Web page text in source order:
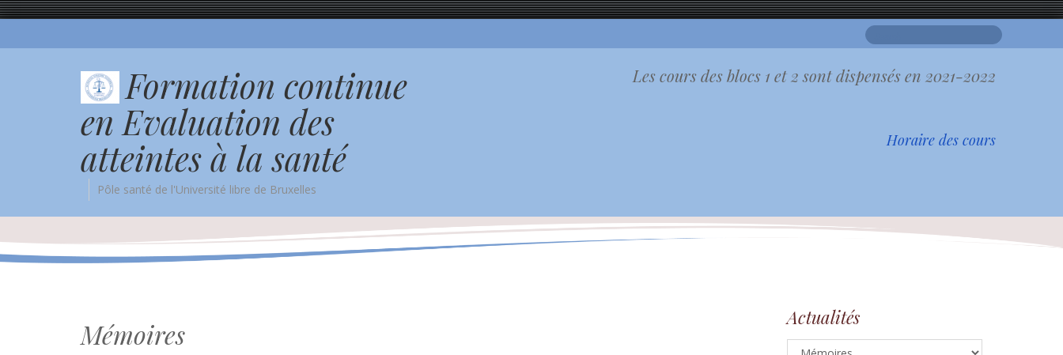
Search
for:
Formation continue
en Evaluation des
atteintes à la santé
Pôle santé de l'Université libre de Bruxelles
Les cours des blocs 1 et 2 sont dispensés en 2021-2022
Horaire des cours
Mémoires Actualités
Actualités